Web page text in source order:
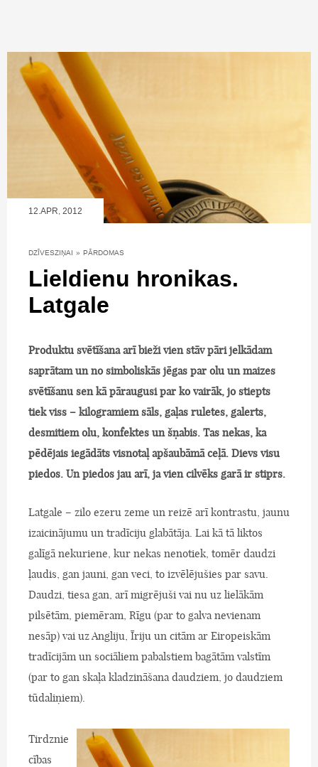
12.APR, 2012
DZĪVESZIŅAI » PĀRDOMAS
Lieldienu hronikas.
Latgale
Produktu svētīšana arī bieži vien stāv pāri jelkādam
saprātam un no simboliskās jēgas par olu un maizes
svētīšanu sen kā pāraugusi par ko vairāk, jo stiepts
tiek viss – kilogramiem sāls, gaļas ruletes, galerts,
desmitiem olu, konfektes un šņabis. Tas nekas, ka
pēdējais iegādāts visnotaļ apšaubāmā ceļā. Dievs visu
piedos. Un piedos jau arī, ja vien cilvēks garā ir stiprs.
Latgale – zilo ezeru zeme un reizē arī kontrastu, jaunu
izaicinājumu un tradīciju glabātāja. Lai kā tā liktos
galīgā nekuriene, kur nekas nenotiek, tomēr daudzi
ļaudis, gan jauni, gan veci, to izvēlējušies par savu.
Daudzi, tiesa gan, arī migrējuši vai nu uz lielākām
pilsētām, piemēram, Rīgu (par to galva nevienam
nesāp) vai uz Angliju, Īriju un citām ar Eiropeiskām
tradīcijām un sociāliem pabalstiem bagātām valstīm
(par to gan skaļa kladzināšana daudziem, jo daudziem
tūdaliņiem).
Tirdznie
cības